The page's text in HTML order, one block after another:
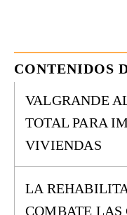
CONTENIDOS
VALGRANDE
TOTAL PARA
VIVIENDAS
LA
COMBATE LAS